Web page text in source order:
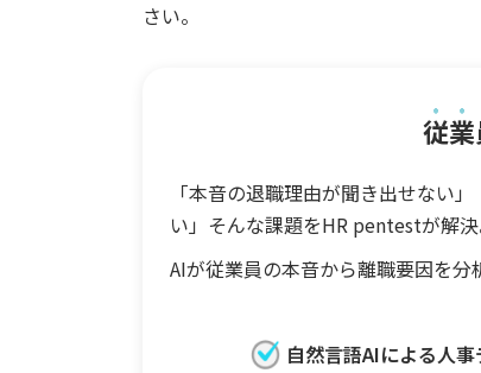
さい。
従
「本音の退職理由が聞き出せない
い」そんな課題をHR pentestが解決
AIが従業員の本音から離職要因を分
自然言語AIによる人